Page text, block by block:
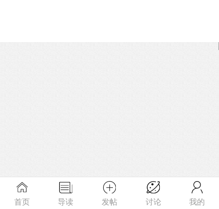
首页 导读 发帖 讨论 我的